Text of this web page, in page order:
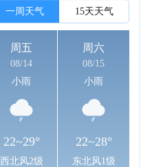
一周天气 15天天气
周五
08/14
小雨
22~29°
西北风2级
周六
08/15
小雨
22~28°
东北风1级